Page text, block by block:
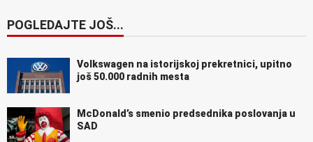
POGLEDAJTE JOŠ...
Volkswagen na istorijskoj prekretnici, upitno
još 50.000 radnih mesta
McDonald’s smenio predsednika poslovanja u
SAD